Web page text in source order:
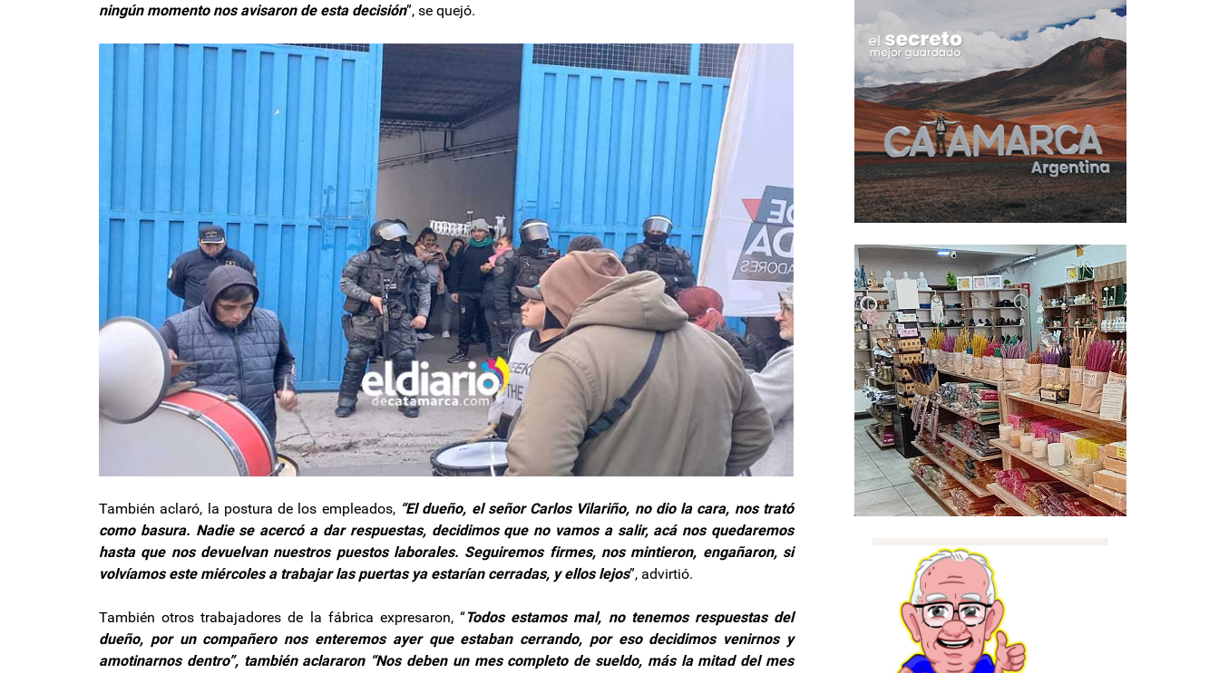
ningún momento nos avisaron de esta decisión”, se quejó.
También aclaró, la postura de los empleados, “El dueño, el señor Carlos Vilariño, no dio la cara, nos trató
como basura. Nadie se acercó a dar respuestas, decidimos que no vamos a salir, acá nos quedaremos
hasta que nos devuelvan nuestros puestos laborales. Seguiremos firmes, nos mintieron, engañaron, si
volvíamos este miércoles a trabajar las puertas ya estarían cerradas, y ellos lejos”, advirtió.
También otros trabajadores de la fábrica expresaron, “Todos estamos mal, no tenemos respuestas del
dueño, por un compañero nos enteremos ayer que estaban cerrando, por eso decidimos venirnos y
amotinarnos dentro”, también aclararon “Nos deben un mes completo de sueldo, más la mitad del mes